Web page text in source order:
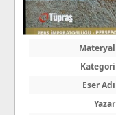
Materyal
Kategori
Eser Adı
Yazar